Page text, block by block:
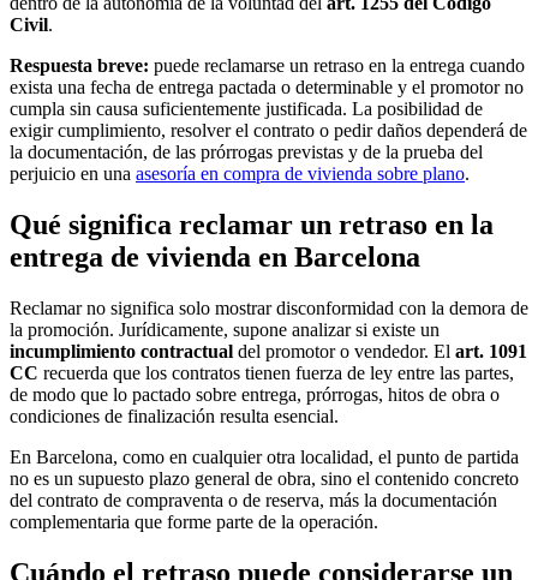
Civil.
Respuesta breve: puede reclamarse un retraso en la entrega cuando
exista una fecha de entrega pactada o determinable y el promotor no
cumpla sin causa suficientemente justificada. La posibilidad de
exigir cumplimiento, resolver el contrato o pedir daños dependerá de
la documentación, de las prórrogas previstas y de la prueba del
perjuicio en una asesoría en compra de vivienda sobre plano.
Qué significa reclamar un retraso en la
entrega de vivienda en Barcelona
Reclamar no significa solo mostrar disconformidad con la demora de
la promoción. Jurídicamente, supone analizar si existe un
incumplimiento contractual del promotor o vendedor. El art. 1091
CC recuerda que los contratos tienen fuerza de ley entre las partes,
de modo que lo pactado sobre entrega, prórrogas, hitos de obra o
condiciones de finalización resulta esencial.
En Barcelona, como en cualquier otra localidad, el punto de partida
no es un supuesto plazo general de obra, sino el contenido concreto
del contrato de compraventa o de reserva, más la documentación
complementaria que forme parte de la operación.
Cuándo el retraso puede considerarse un